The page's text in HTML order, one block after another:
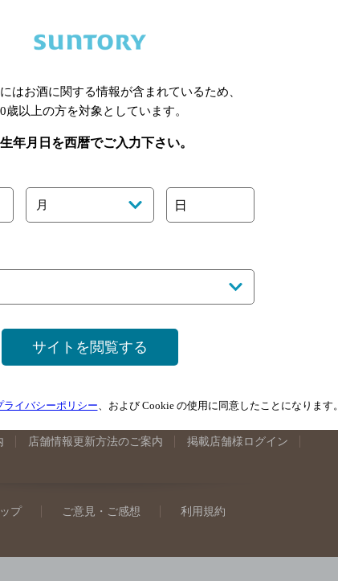
関連ページ
山口県のバー検索
店舗情報更新方法のご案内 掲載店舗様ログイン
プ ご意見・ご感想 利用規約
はお酒に関する情報が含まれているため、
歳以上の方を対象としています。
年月日を西暦でご入力下さい。
月 日
サイトを閲覧する
ライバシーポリシー、および Cookie の使用に同意したことになります。